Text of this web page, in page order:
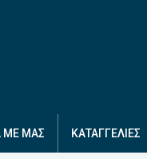
ΜΕ ΜΑΣ ΚΑΤΑΓΓΕΛΙΕΣ